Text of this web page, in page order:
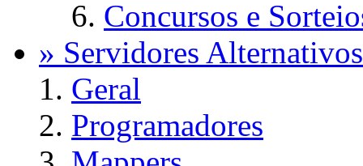
Concursos e
» Servidores
Geral
Programadores